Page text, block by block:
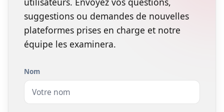
utilisateurs. Envoyez vos questions,
suggestions ou demandes de nouvelles
plateformes prises en charge et notre
équipe les examinera.
Nom